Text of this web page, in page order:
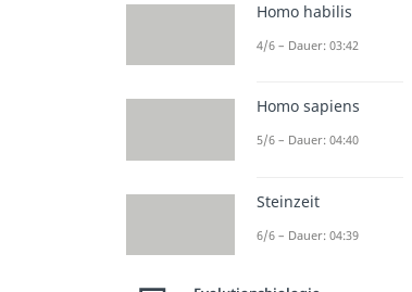
Homo habilis
4/6 – Dauer: 03:42
Homo sapiens
5/6 – Dauer: 04:40
Steinzeit
6/6 – Dauer: 04:39